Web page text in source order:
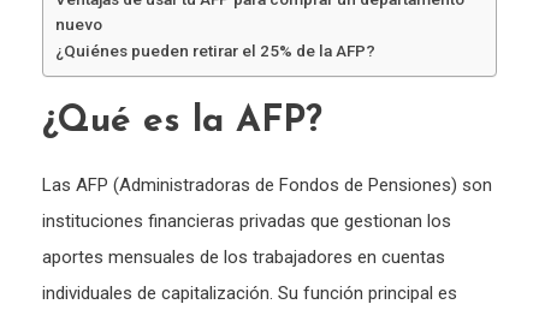
nuevo
¿Quiénes pueden retirar el 25% de la AFP?
¿Qué es la AFP?
Las AFP (Administradoras de Fondos de Pensiones) son
instituciones financieras privadas que gestionan los
aportes mensuales de los trabajadores en cuentas
individuales de capitalización. Su función principal es